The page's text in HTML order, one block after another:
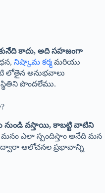
కాదు, అది సహజంగా
నిష్కామ కర్మ మరియు
లోతైన అనుభవాలు
పొందలేము.
వస్తాయి, కాబట్టి వాటిని
ఎలా స్పందిస్తాం అనేది మన
ద్వారా ఆలోచనల ప్రభావాన్ని